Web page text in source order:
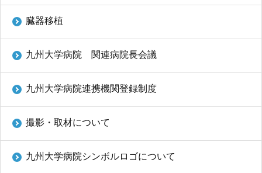
臓器移植
九州大学病院 関連病院長会議
九州大学病院連携機関登録制度
撮影・取材について
九州大学病院シンボルロゴについて